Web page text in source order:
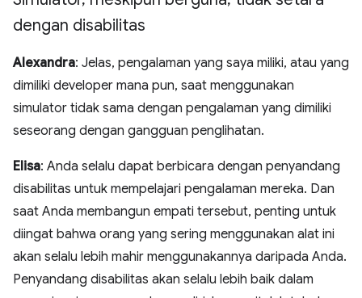
dengan disabilitas
Alexandra: Jelas, pengalaman yang saya miliki, atau yang
dimiliki developer mana pun, saat menggunakan
simulator tidak sama dengan pengalaman yang dimiliki
seseorang dengan gangguan penglihatan.
Elisa: Anda selalu dapat berbicara dengan penyandang
disabilitas untuk mempelajari pengalaman mereka. Dan
saat Anda membangun empati tersebut, penting untuk
diingat bahwa orang yang sering menggunakan alat ini
akan selalu lebih mahir menggunakannya daripada Anda.
Penyandang disabilitas akan selalu lebih baik dalam